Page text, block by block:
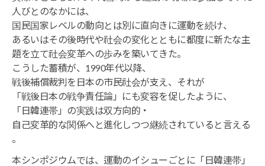
人びとのなかには、
国民国家レベルの動向とは別に直向きに運動を続け、
あるいはその後時代や社会の変化とともに都度に新たな主
題を立て社会変革への歩みを築いてきた。
こうした蓄積が、1990年代以降、
戦後補償裁判を日本の市民社会が支え、それが
「戦後日本の戦争責任論」にも変容を促したように、
「日韓連帯」の実践は双方向的・
自己変革的な関係へと進化しつつ継続されていると言える
。
本シンポジウムでは、運動のイシューごとに「日韓連帯」